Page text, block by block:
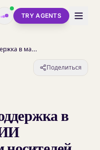
TRY AGENTS
Многоязычная поддержка в масштабе: когда ИИ превосходит найм носителей языка
Поделиться
в